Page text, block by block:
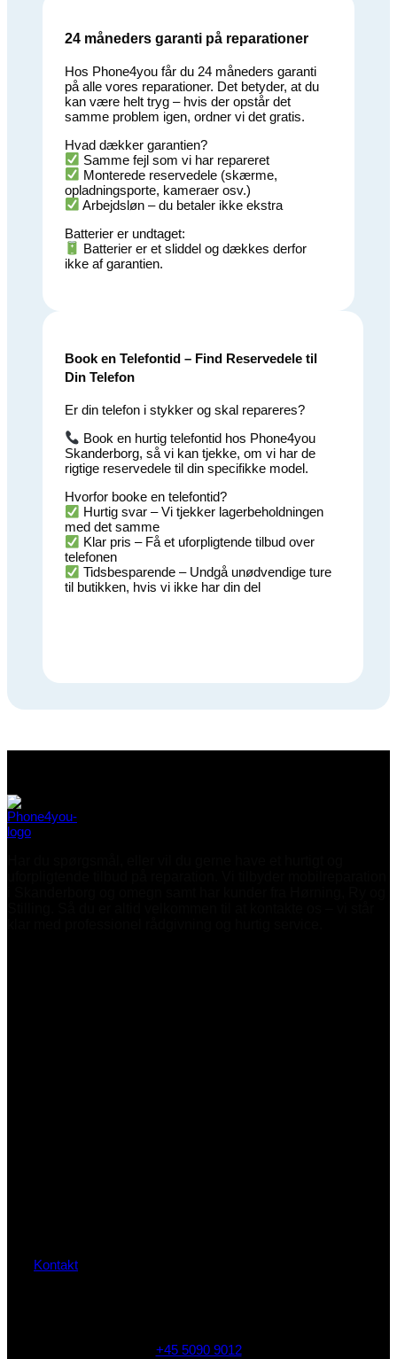
24 måneders garanti på reparationer
Hos Phone4you får du 24 måneders garanti
på alle vores reparationer. Det betyder, at du
kan være helt tryg – hvis der opstår det
samme problem igen, ordner vi det gratis.
Hvad dækker garantien?
Samme fejl som vi har repareret
Monterede reservedele (skærme,
opladningsporte, kameraer osv.)
Arbejdsløn – du betaler ikke ekstra
Batterier er undtaget:
Batterier er et sliddel og dækkes derfor
ikke af garantien.
Book en Telefontid – Find Reservedele til
Din Telefon
Er din telefon i stykker og skal repareres?
Book en hurtig telefontid hos Phone4you
Skanderborg, så vi kan tjekke, om vi har de
rigtige reservedele til din specifikke model.
Hvorfor booke en telefontid?
Hurtig svar – Vi tjekker lagerbeholdningen
med det samme
Klar pris – Få et uforpligtende tilbud over
telefonen
Tidsbesparende – Undgå unødvendige ture
til butikken, hvis vi ikke har din del
Kontakt
+45 5090 9012